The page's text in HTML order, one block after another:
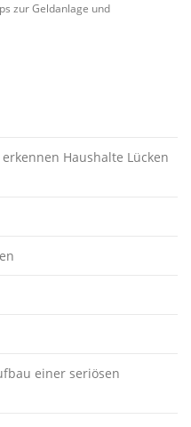
zur Geldanlage und
Haushalte Lücken
einer seriösen